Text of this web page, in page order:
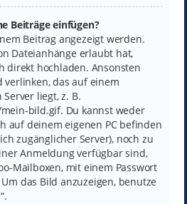
Beiträge einfügen?
Beitrag angezeigt werden.
Dateianhänge erlaubt hat,
direkt hochladen. Ansonsten
verlinken, das auf einem
liegt, z. B.
bild.gif. Du kannst weder
auf deinem eigenen PC befinden
zugänglicher Server), noch zu
Anmeldung verfügbar sind,
Mailboxen, mit einem Passwort
das Bild anzuzeigen, benutze